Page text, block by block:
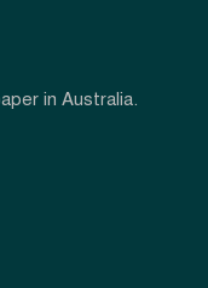
in Australia.